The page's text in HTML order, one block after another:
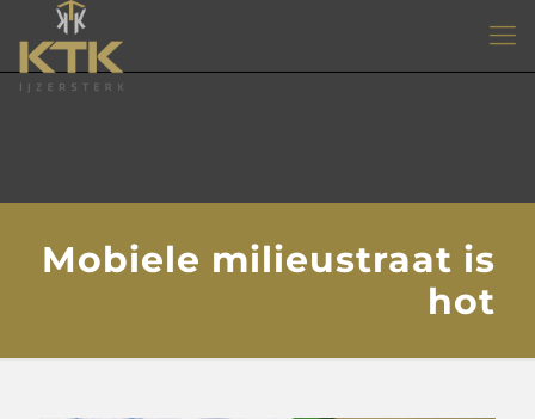
Mobiele milieustraat is
hot